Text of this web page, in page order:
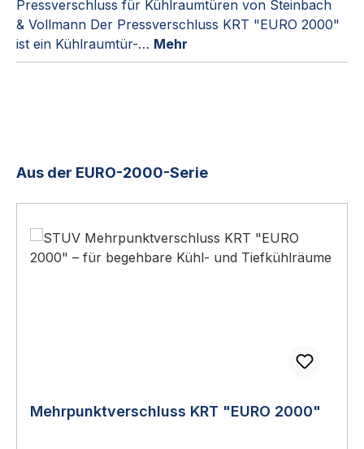
Pressverschluss für Kühlraumtüren von Steinbach
& Vollmann Der Pressverschluss KRT "EURO 2000"
ist ein Kühlraumtür-… Mehr
Produktgalerie überspringen
Aus der EURO-2000-Serie
Mehrpunktverschluss KRT "EURO 2000"